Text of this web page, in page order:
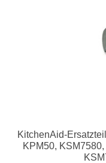
KitchenAid-
KPM50,